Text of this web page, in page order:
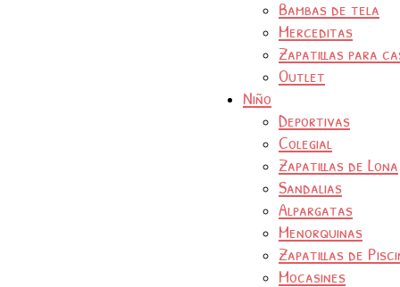
Bambas de tela
Merceditas
Zapatillas para
Outlet
Niño
Deportivas
Colegial
Zapatillas de Lona
Sandalias
Alpargatas
Menorquinas
Zapatillas de
Mocasines